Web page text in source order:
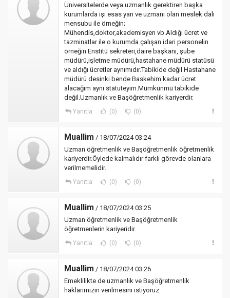
Üniversitelerde veya uzmanlık gerektiren başka
kurumlarda işi esas yan ve uzmanı olan meslek dalı
mensubu ile örneğin;
Mühendis,doktor,akademisyen vb.Aldığı ücret ve
tazminatlar ile o kurumda çalışan idari personelin
örneğin Enstitü sekreteri,daire başkanı, şube
müdürü,işletme müdürü,hastahane müdürü statüsü
ve aldığı ücretler aynımıdır.Tabikide değil Hastahane
müdürü desinki bende Baskehim kadar ücret
alacağım aynı statuteyim.Mümkünmü tabikide
değil.Uzmanlık ve Başöğretmenlik kariyerdir.
Yanıtla (0) (0)
Muallim / 18/07/2024 03:24
Uzman öğretmenlik ve Başöğretmenlik öğretmenlik
kariyerdir.Öylede kalmalıdır farklı görevde olanlara
verilmemelidir.
Yanıtla (0) (0)
Muallim / 18/07/2024 03:25
Uzman öğretmenlik ve Başöğretmenlik
öğretmenlerin kariyeridir.
Yanıtla (0) (0)
Muallim / 18/07/2024 03:26
Emeklilikte de uzmanlık ve Başöğretmenlik
haklarımızın verilmesini istiyoruz